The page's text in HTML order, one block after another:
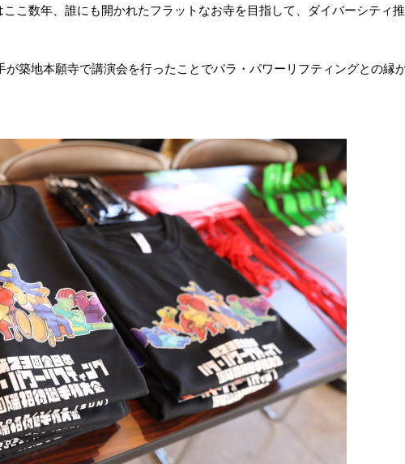
こ数年、誰にも開かれたフラットなお寺を目指して、ダイバーシティ
築地本願寺で講演会を行ったことでパラ・パワーリフティングとの縁